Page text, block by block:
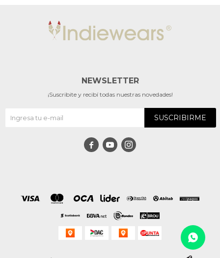
NEWSLETTER
¡Suscribite y recibí todas nuestras novedades!
SUSCRIBIRME
  